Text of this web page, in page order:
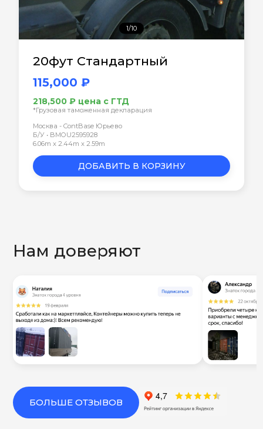
1/10
20фут Стандартный
115,000 ₽
218,500 ₽ цена с ГТД
*Грузовая таможенная декларация
Москва - ContBase Юрьево
Б/У • BMOU2595928
6.06m x 2.44m x 2.59m
ДОБАВИТЬ В КОРЗИНУ
Нам доверяют
БОЛЬШЕ ОТЗЫВОВ